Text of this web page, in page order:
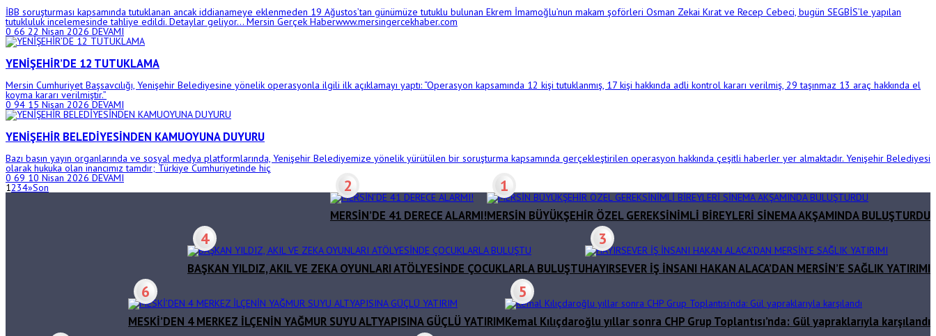
İBB soruşturması kapsamında tutuklanan ancak iddianameye eklenmeden 19 Ağustos’tan günümüze tutuklu bulunan Ekrem İmamoğlu’nun makam şoförleri Osman Zekai Kırat ve Recep Cebeci, bugün SEGBİS’le yapılan
tutukluluk incelemesinde tahliye edildi. Detaylar geliyor… Mersin Gerçek Haberwww.mersingercekhaber.com
0 66 22 Nisan 2026 DEVAMI
YENİŞEHİR’DE 12 TUTUKLAMA
Mersin Cumhuriyet Başsavcılığı, Yenişehir Belediyesine yönelik operasyonla ilgili ilk açıklamayı yaptı: “Operasyon kapsamında 12 kişi tutuklanmış, 17 kişi hakkında adli kontrol kararı verilmiş, 29 taşınmaz 13 araç hakkında el
koyma kararı verilmiştir.”
0 94 15 Nisan 2026 DEVAMI
YENİŞEHİR BELEDİYESİNDEN KAMUOYUNA DUYURU
Bazı basın yayın organlarında ve sosyal medya platformlarında, Yenişehir Belediyemize yönelik yürütülen bir soruşturma kapsamında gerçekleştirilen operasyon hakkında çeşitli haberler yer almaktadır. Yenişehir Belediyesi
olarak hukuka olan inancımız tamdır; Türkiye Cumhuriyetinde hiç
0 69 10 Nisan 2026 DEVAMI
1234»Son 1
MERSİN BÜYÜKŞEHİR ÖZEL GEREKSİNİMLİ BİREYLERİ SİNEMA AKŞAMINDA BULUŞTURDU
2
MERSİN’DE 41 DERECE ALARMI!
3
HAYIRSEVER İŞ İNSANI HAKAN ALACA’DAN MERSİN’E SAĞLIK YATIRIMI
4
BAŞKAN YILDIZ, AKIL VE ZEKA OYUNLARI ATÖLYESİNDE ÇOCUKLARLA BULUŞTU
5
Kemal Kılıçdaroğlu yıllar sonra CHP Grup Toplantısı’nda: Gül yapraklarıyla karşılandı
6
MESKİ’DEN 4 MERKEZ İLÇENİN YAĞMUR SUYU ALTYAPISINA GÜÇLÜ YATIRIM